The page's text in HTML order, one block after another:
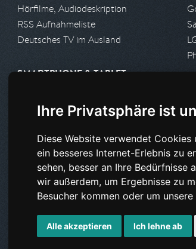
Ihre Privatsphäre ist
Diese Website verwendet
ein besseres Internet-Erlebnis zu
sehen, besser an Ihre Bedürfnisse
wir außerdem, um Ergebnisse zu
Besucher kommen oder um
Alle akzeptieren Ich lehne ab
Hörfilme, Audiodeskription
RSS Aufnahmeliste
Deutsches TV im Ausland
SMARTPHONE & TABLET
Android App
PARTNER
Partnerliste
Partner werden